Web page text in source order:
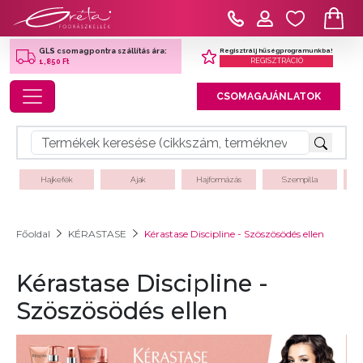
GLS csomagpontra szállítás ára:
1,850 Ft
Regisztrálj hűségprogramunkba!
REGISZTRÁCIÓ
Toggle navigation CSOMAGAJÁNLATOK
Hajkefék Ajak Hajformázás Szempilla
Főoldal KÉRASTASE Kérastase Discipline - Szöszösödés ellen
Kérastase Discipline -
Szöszösödés ellen